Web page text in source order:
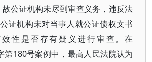
公证机构未尽到审查义务，违反法
证机构未对当事人就公证债权文书
性是否存有疑义进行审查。在
第180号案例中，最高人民法院认为